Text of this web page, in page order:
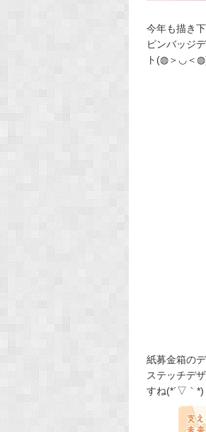
今年も描き
ピンバッジ
ト(◍＞◡＜
紙募金箱の
ステッチデ
すね(*´▽｀*)